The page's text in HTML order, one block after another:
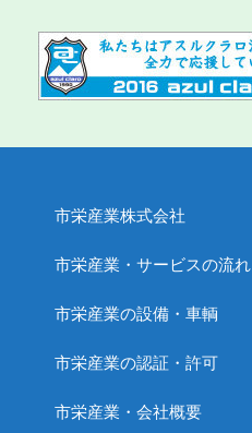
市栄産業株式会社
市栄産業・サービスの流れ
市栄産業の設備・車輌
市栄産業の認証・許可
市栄産業・会社概要